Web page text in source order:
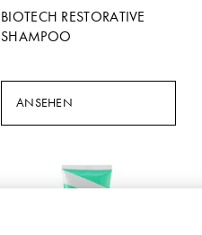
BIOTECH RESTORATIVE
SHAMPOO
ANSEHEN